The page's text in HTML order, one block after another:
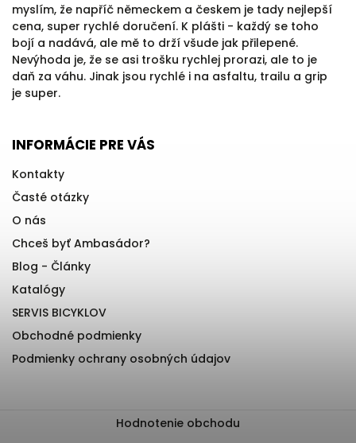
myslím, že napříč německem a českem je tady nejlepší
cena, super rychlé doručení. K plášti - každý se toho
bojí a nadává, ale mě to drží všude jak přilepené.
Nevýhoda je, že se asi trošku rychlej prorazi, ale to je
daň za váhu. Jinak jsou rychlé i na asfaltu, trailu a grip
je super.
INFORMÁCIE PRE VÁS
Kontakty
Časté otázky
O nás
Chceš byť Ambasádor?
Blog - Články
Katalógy
SERVIS BICYKLOV
Obchodné podmienky
Podmienky ochrany osobných údajov
Hodnotenie obchodu